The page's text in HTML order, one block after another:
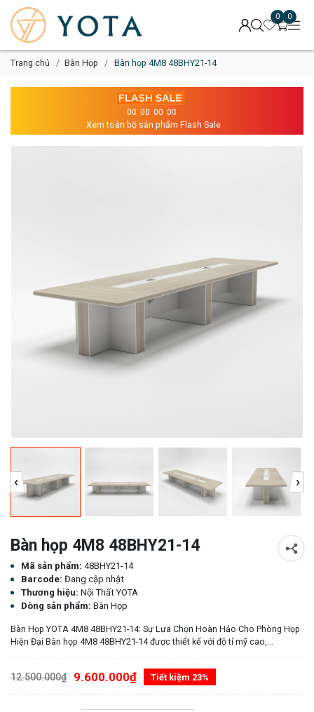
0 0
Trang chủ Bàn Họp Bàn họp 4M8 48BHY21-14
00 00 00 00
Xem toàn bộ sản phẩm Flash Sale
‹ ›
Bàn họp 4M8 48BHY21-14
Mã sản phẩm: 48BHY21-14
Barcode: Đang cập nhật
Thương hiệu: Nội Thất YOTA
Dòng sản phẩm: Bàn Họp
Bàn Họp YOTA 4M8 48BHY21-14: Sự Lựa Chọn Hoàn Hảo Cho Phòng Họp
Hiện Đại Bàn họp 4M8 48BHY21-14 được thiết kế với độ tỉ mỹ cao,...
12.500.000₫ 9.600.000₫ Tiết kiệm 23%